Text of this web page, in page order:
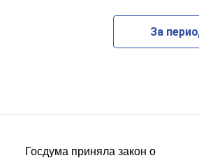
За
Госдума приняла закон о